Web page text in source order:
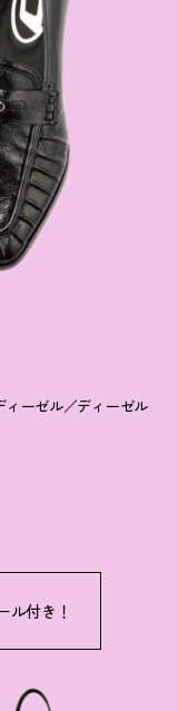
ィーゼル／ディーゼル
ル付き ！